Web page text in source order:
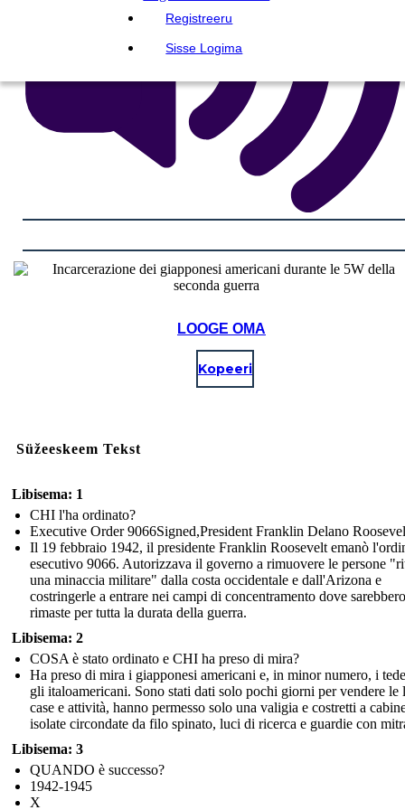
Registreeru
Sisse Logima
LOOGE OMA
Kopeeri
Süžeeskeem Tekst
Libisema: 1
CHI l'ha ordinato?
Executive Order 9066Signed,President Franklin Delano
Il 19 febbraio 1942, il presidente Franklin Roosevelt emanò
esecutivo 9066. Autorizzava il governo a rimuovere le persone
una minaccia militare" dalla costa occidentale e dall'Arizona e
costringerle a entrare nei campi di concentramento dove sarebbero
rimaste per tutta la durata della guerra.
Libisema: 2
COSA è stato ordinato e CHI ha preso di mira?
Ha preso di mira i giapponesi americani e, in minor numero, i
gli italoamericani. Sono stati dati solo pochi giorni per vendere le
case e attività, hanno permesso solo una valigia e costretti a
isolate circondate da filo spinato, luci di ricerca e guardie con
Libisema: 3
QUANDO è successo?
1942-1945
X